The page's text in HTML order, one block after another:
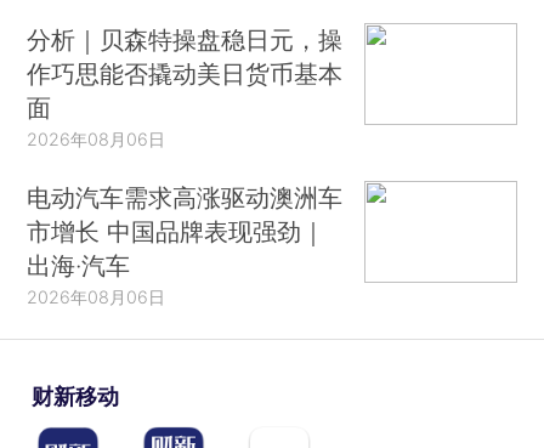
分析｜贝森特操盘稳日元，操
作巧思能否撬动美日货币基本
面
2026年08月06日
电动汽车需求高涨驱动澳洲车
市增长 中国品牌表现强劲｜
出海·汽车
2026年08月06日
财新移动